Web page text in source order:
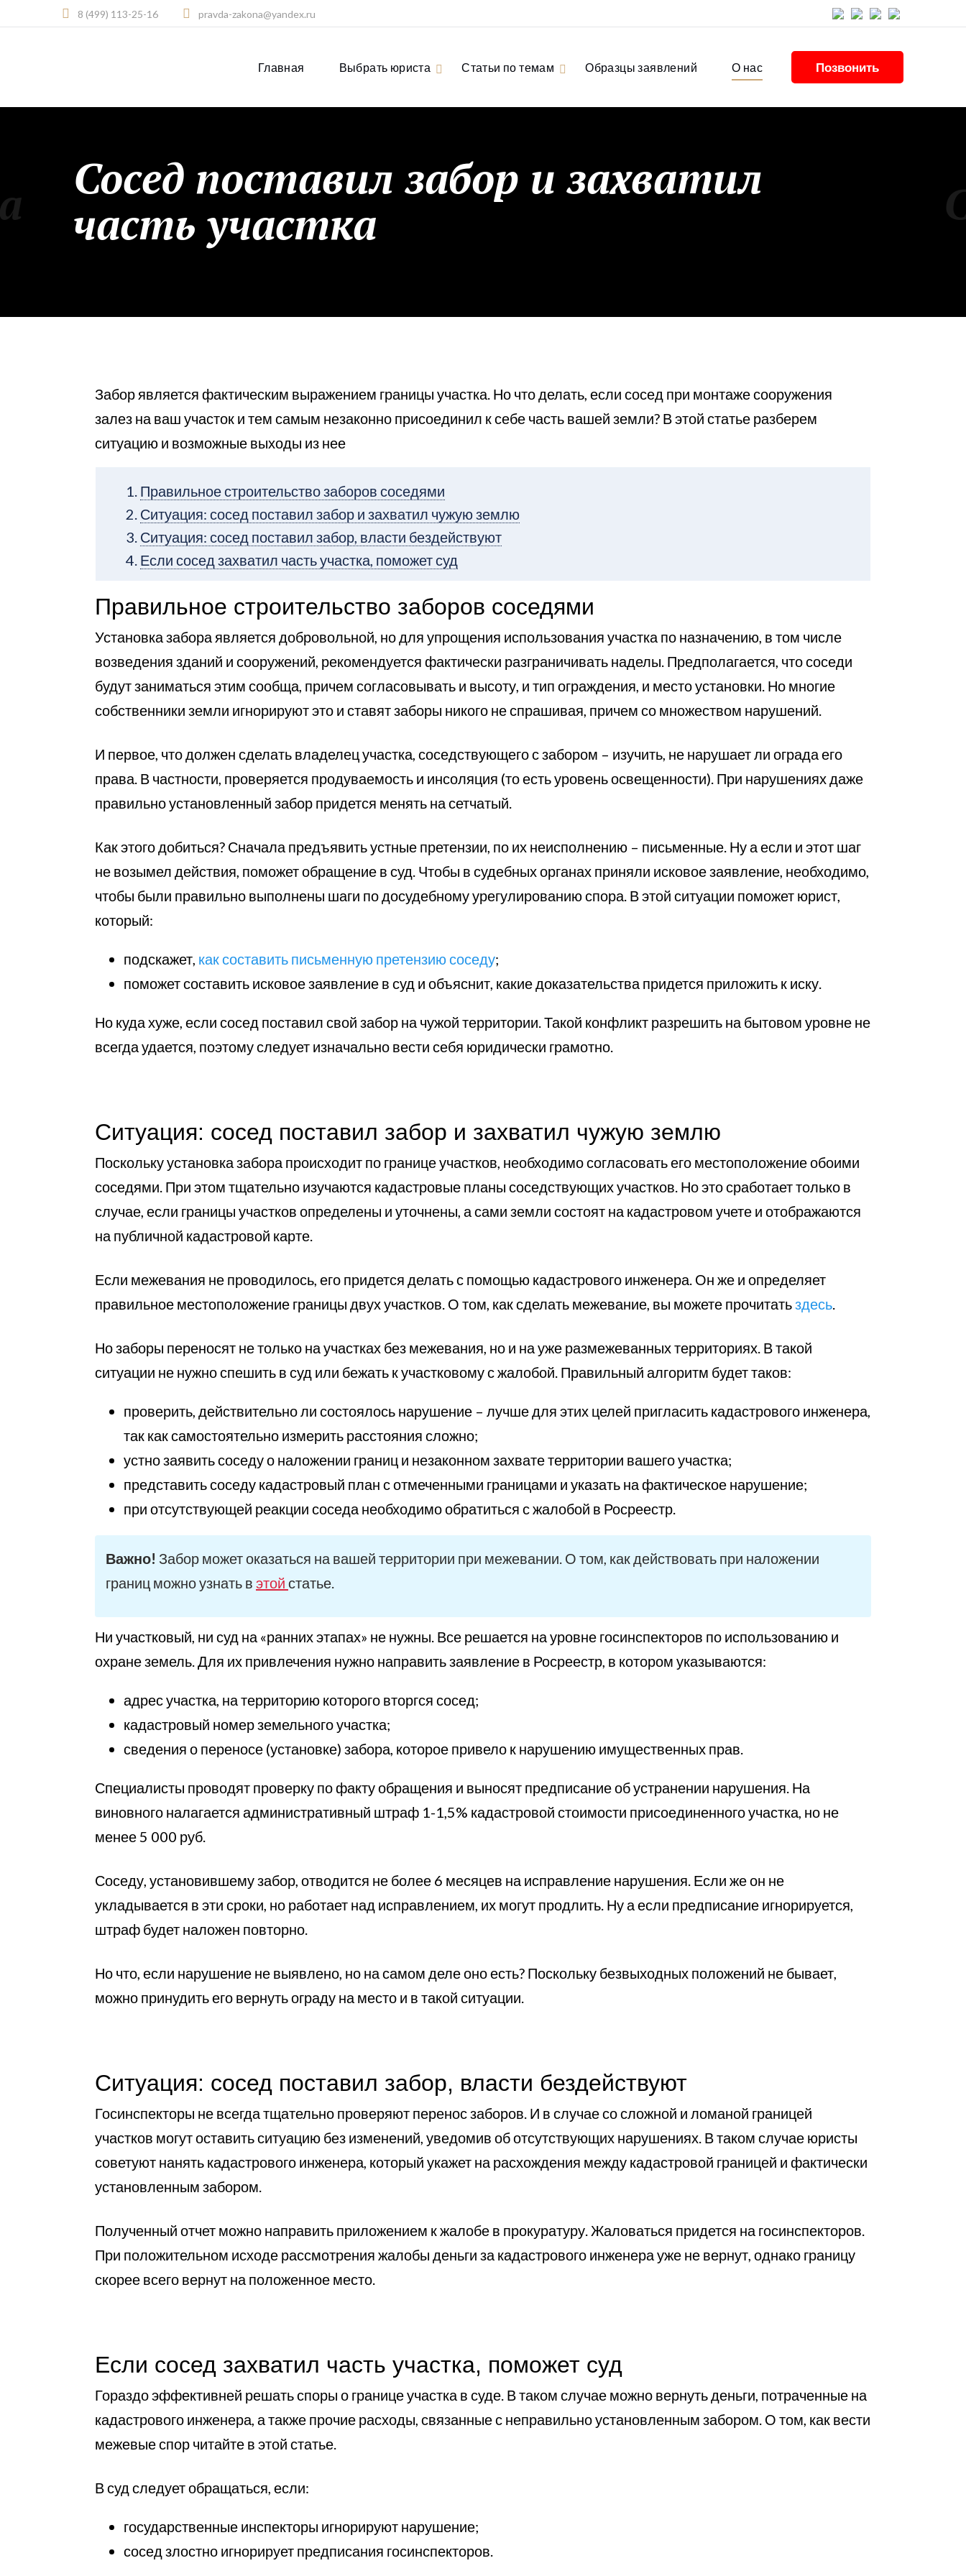
8 (499) 113-25-16 pravda-zakona@yandex.ru
Позвонить
Главная Выбрать юриста Статьи по темам Образцы заявлений О нас
Сосед поставил забор и захватил
часть участка
Забор является фактическим выражением границы участка. Но что делать, если сосед при монтаже сооружения
залез на ваш участок и тем самым незаконно присоединил к себе часть вашей земли? В этой статье разберем
ситуацию и возможные выходы из нее
Правильное строительство заборов соседями
Ситуация: сосед поставил забор и захватил чужую землю
Ситуация: сосед поставил забор, власти бездействуют
Если сосед захватил часть участка, поможет суд
Правильное строительство заборов соседями
Установка забора является добровольной, но для упрощения использования участка по назначению, в том числе
возведения зданий и сооружений, рекомендуется фактически разграничивать наделы. Предполагается, что соседи
будут заниматься этим сообща, причем согласовывать и высоту, и тип ограждения, и место установки. Но многие
собственники земли игнорируют это и ставят заборы никого не спрашивая, причем со множеством нарушений.
И первое, что должен сделать владелец участка, соседствующего с забором – изучить, не нарушает ли ограда его
права. В частности, проверяется продуваемость и инсоляция (то есть уровень освещенности). При нарушениях даже
правильно установленный забор придется менять на сетчатый.
Как этого добиться? Сначала предъявить устные претензии, по их неисполнению – письменные. Ну а если и этот шаг
не возымел действия, поможет обращение в суд. Чтобы в судебных органах приняли исковое заявление, необходимо,
чтобы были правильно выполнены шаги по досудебному урегулированию спора. В этой ситуации поможет юрист,
который:
подскажет, как составить письменную претензию соседу;
поможет составить исковое заявление в суд и объяснит, какие доказательства придется приложить к иску.
Но куда хуже, если сосед поставил свой забор на чужой территории. Такой конфликт разрешить на бытовом уровне не
всегда удается, поэтому следует изначально вести себя юридически грамотно.
Ситуация: сосед поставил забор и захватил чужую землю
Поскольку установка забора происходит по границе участков, необходимо согласовать его местоположение обоими
соседями. При этом тщательно изучаются кадастровые планы соседствующих участков. Но это сработает только в
случае, если границы участков определены и уточнены, а сами земли состоят на кадастровом учете и отображаются
на публичной кадастровой карте.
Если межевания не проводилось, его придется делать с помощью кадастрового инженера. Он же и определяет
правильное местоположение границы двух участков. О том, как сделать межевание, вы можете прочитатьздесь.
Но заборы переносят не только на участках без межевания, но и на уже размежеванных территориях. В такой
ситуации не нужно спешить в суд или бежать к участковому с жалобой. Правильный алгоритм будет таков:
проверить, действительно ли состоялось нарушение – лучше для этих целей пригласить кадастрового инженера,
так как самостоятельно измерить расстояния сложно;
устно заявить соседу о наложении границ и незаконном захвате территории вашего участка;
представить соседу кадастровый план с отмеченными границами и указать на фактическое нарушение;
при отсутствующей реакции соседа необходимо обратиться с жалобой в Росреестр.
Важно! Забор может оказаться на вашей территории при межевании. О том, как действовать при наложении
границ можно узнать в этой статье.
Ни участковый, ни суд на «ранних этапах» не нужны. Все решается на уровне госинспекторов по использованию и
охране земель. Для их привлечения нужно направить заявление в Росреестр, в котором указываются:
адрес участка, на территорию которого вторгся сосед;
кадастровый номер земельного участка;
сведения о переносе (установке) забора, которое привело к нарушению имущественных прав.
Специалисты проводят проверку по факту обращения и выносят предписание об устранении нарушения. На
виновного налагается административный штраф 1-1,5% кадастровой стоимости присоединенного участка, но не
менее 5 000 руб.
Соседу, установившему забор, отводится не более 6 месяцев на исправление нарушения. Если же он не
укладывается в эти сроки, но работает над исправлением, их могут продлить. Ну а если предписание игнорируется,
штраф будет наложен повторно.
Но что, если нарушение не выявлено, но на самом деле оно есть? Поскольку безвыходных положений не бывает,
можно принудить его вернуть ограду на место и в такой ситуации.
Ситуация: сосед поставил забор, власти бездействуют
Госинспекторы не всегда тщательно проверяют перенос заборов. И в случае со сложной и ломаной границей
участков могут оставить ситуацию без изменений, уведомив об отсутствующих нарушениях. В таком случае юристы
советуют нанять кадастрового инженера, который укажет на расхождения между кадастровой границей и фактически
установленным забором.
Полученный отчет можно направить приложением к жалобе в прокуратуру. Жаловаться придется на госинспекторов.
При положительном исходе рассмотрения жалобы деньги за кадастрового инженера уже не вернут, однако границу
скорее всего вернут на положенное место.
Если сосед захватил часть участка, поможет суд
Гораздо эффективней решать споры о границе участка в суде. В таком случае можно вернуть деньги, потраченные на
кадастрового инженера, а также прочие расходы, связанные с неправильно установленным забором. О том, как вести
межевые спор читайте в этой статье.
В суд следует обращаться, если:
государственные инспекторы игнорируют нарушение;
сосед злостно игнорирует предписания госинспекторов.